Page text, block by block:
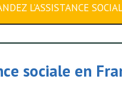
L’ASSISTANCE
sociale en